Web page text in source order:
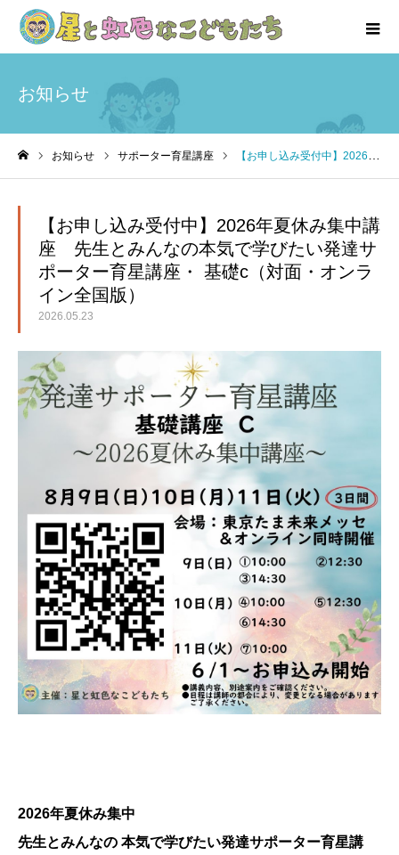
お知らせ
お知らせ サポーター育星講座 【お申し込み受付中】2026年夏休み集中講座 先生とみんなの本気で学びたい発達サポーター育星講座・ 基礎c（対面・オンライン全国版）
【お申し込み受付中】2026年夏休み集中講
座 先生とみんなの本気で学びたい発達サ
ポーター育星講座・ 基礎c（対面・オンラ
イン全国版）
2026.05.23
2026年夏休み集中
先生とみんなの 本気で学びたい発達サポーター育星講